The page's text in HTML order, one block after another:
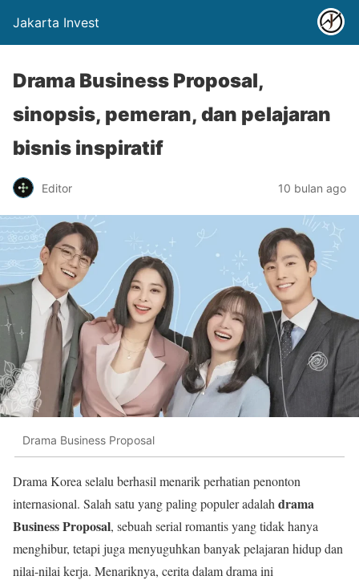
Jakarta Invest
Drama Business Proposal,
sinopsis, pemeran, dan pelajaran
bisnis inspiratif
Editor 10 bulan ago
Drama Business Proposal
Drama Korea selalu berhasil menarik perhatian penonton
internasional. Salah satu yang paling populer adalah drama
Business Proposal, sebuah serial romantis yang tidak hanya
menghibur, tetapi juga menyuguhkan banyak pelajaran hidup dan
nilai-nilai kerja. Menariknya, cerita dalam drama ini